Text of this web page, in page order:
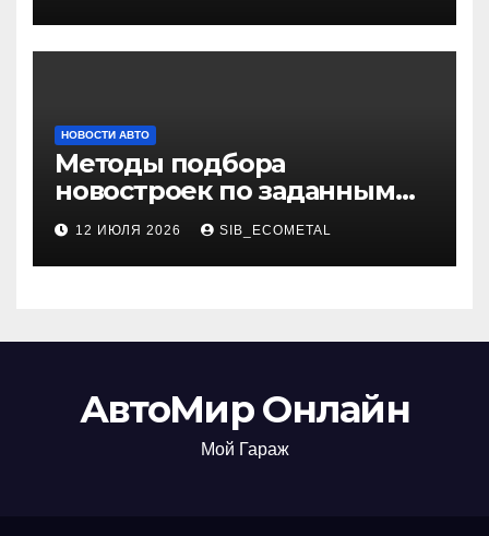
НОВОСТИ АВТО
Методы подбора
новостроек по заданным
критериям
12 ИЮЛЯ 2026 SIB_ECOMETAL
АвтоМир Онлайн
Мой Гараж